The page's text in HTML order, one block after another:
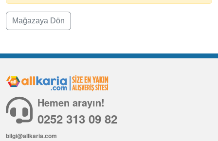
Mağazaya Dön
Hemen arayın!
0252 313 09 82
bilgi@allkaria.com